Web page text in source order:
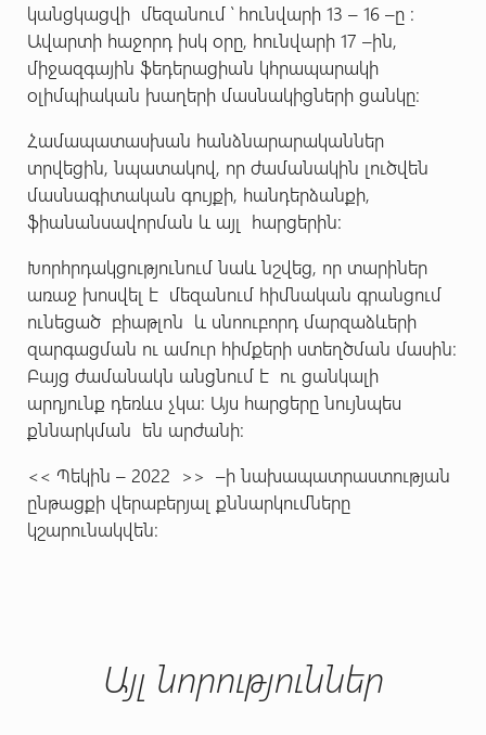
կանցկացվի մեզանում ՝ հունվարի 13 – 16 –ը :
Ավարտի հաջորդ իսկ օրը, հունվարի 17 –ին,
միջազգային ֆեդերացիան կհրապարակի
օլիմպիական խաղերի մասնակիցների ցանկը:
Համապատասխան հանձնարարականներ
տրվեցին, նպատակով, որ ժամանակին լուծվեն
մասնագիտական գույքի, հանդերձանքի,
ֆիանանսավորման և այլ հարցերին:
Խորհրդակցությունում նաև նշվեց, որ տարիներ
առաջ խոսվել է մեզանում հիմնական գրանցում
ունեցած բիաթլոն և սնոուբորդ մարզաձևերի
զարգացման ու ամուր հիմքերի ստեղծման մասին:
Բայց ժամանակն անցնում է ու ցանկալի
արդյունք դեռևս չկա: Այս հարցերը նույնպես
քննարկման են արժանի:
<< Պեկին – 2022 >> –ի նախապատրաստության
ընթացքի վերաբերյալ քննարկումները
կշարունակվեն:
Այլ նորություններ